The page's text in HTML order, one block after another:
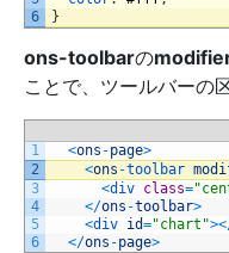
6
}
ons-toolbarの
ことで、ツールバーの
1
2
3
4
5
6
<ons -page>
<ons -toolbar
<div class=
</ons -toolbar>
<div id="chart"><
</ons -page>